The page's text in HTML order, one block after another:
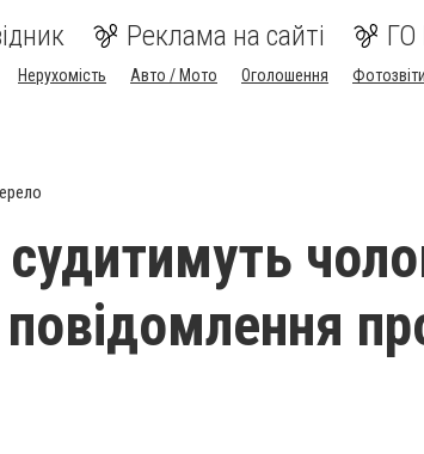
Реклама на сайті ГО
Нерухомість Авто / Мото Оголошення Фотозвіти